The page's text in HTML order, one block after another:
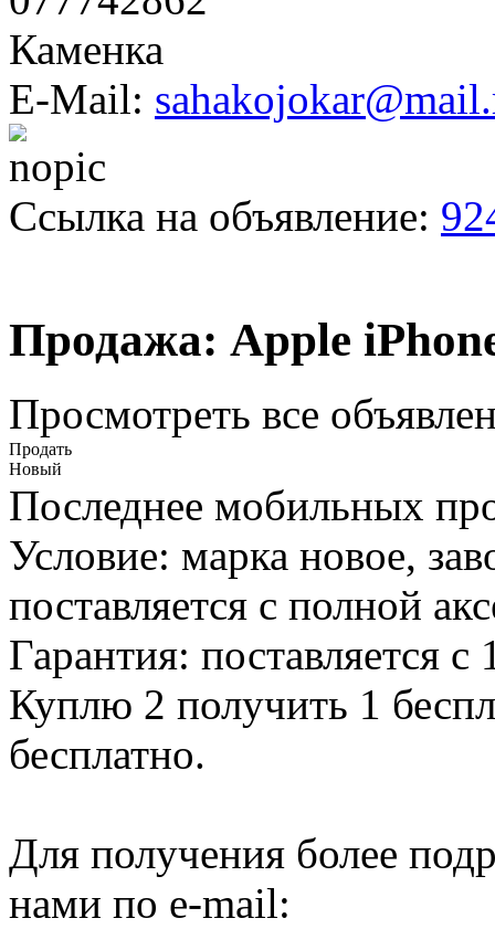
Каменка
E-Mail:
Ссылка на объявление:
Продажа: Apple
Просмотреть все
Продать
Новый
Последнее мобильных
Условие: марка новое,
поставляется с полной
Гарантия: поставляется
Куплю 2 получить 1
бесплатно.
Для получения более
нами по e-mail: